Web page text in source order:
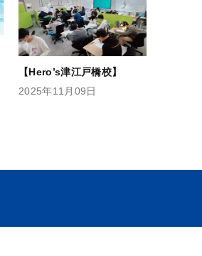
【Hero’s津江戸橋校】
2025年11月09日